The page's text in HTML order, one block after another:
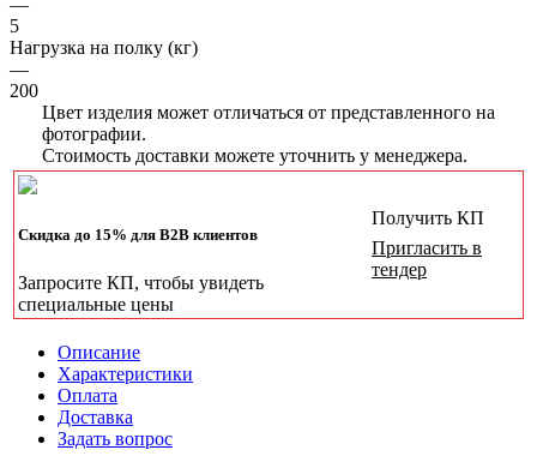
—
5
Нагрузка на полку (кг)
—
200
Цвет изделия может отличаться от представленного на
фотографии.
Стоимость доставки можете уточнить у менеджера.
Скидка до 15% для B2B клиентов
Запросите КП, чтобы увидеть
специальные цены
Получить КП
Пригласить в
тендер
Описание
Характеристики
Оплата
Доставка
Задать вопрос